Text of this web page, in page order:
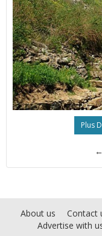
Plus
←
About us Contact
Advertise with